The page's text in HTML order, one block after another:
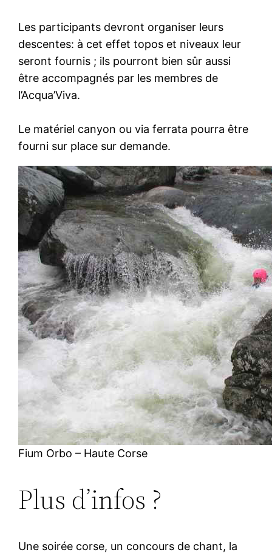
Les participants devront organiser leurs
descentes: à cet effet topos et niveaux leur
seront fournis ; ils pourront bien sûr aussi
être accompagnés par les membres de
l’Acqua’Viva.
Le matériel canyon ou via ferrata pourra être
fourni sur place sur demande.
Fium Orbo – Haute Corse
Plus d’infos ?
Une soirée corse, un concours de chant, la